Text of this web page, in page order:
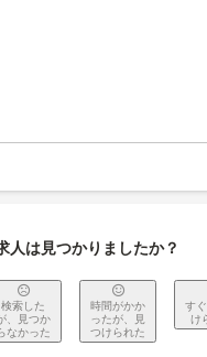
人は見つかりましたか？
検索した
、見つか
なかった
時間がかか
ったが、見
つけられた
す
け